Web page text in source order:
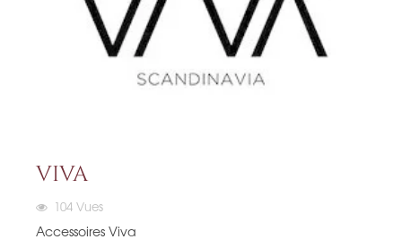
VIVA
104 Vues
Accessoires Viva